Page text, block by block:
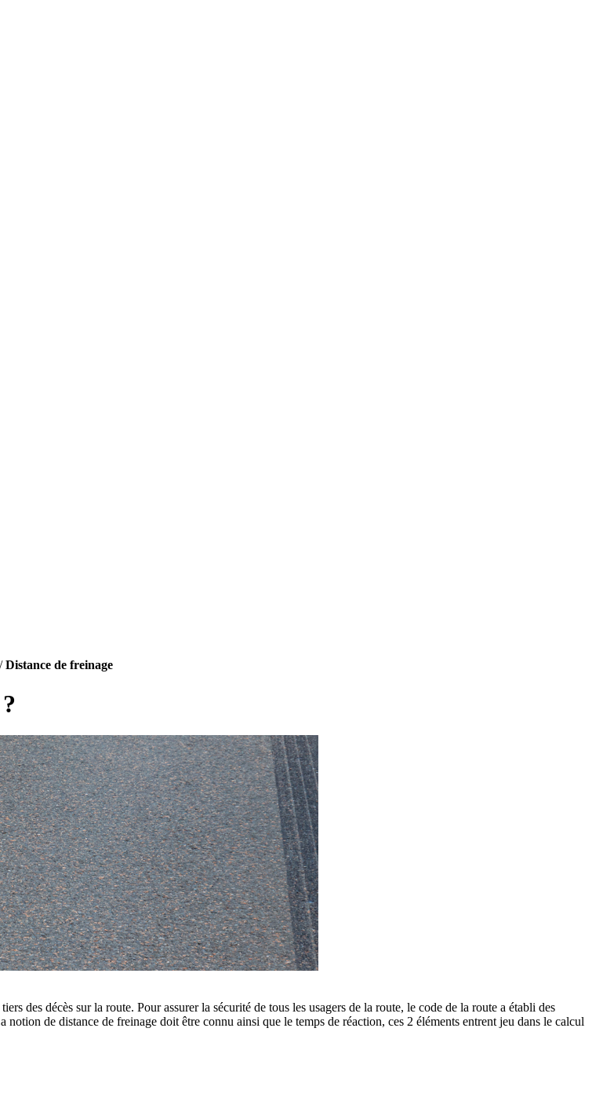
/Distance de freinage
des décès sur la route. Pour assurer la sécurité de tous les usagers de la route, le code de la route a établi des
de distance de freinage doit être connu ainsi que le temps de réaction, ces 2 éléments entrent jeu dans le calcul